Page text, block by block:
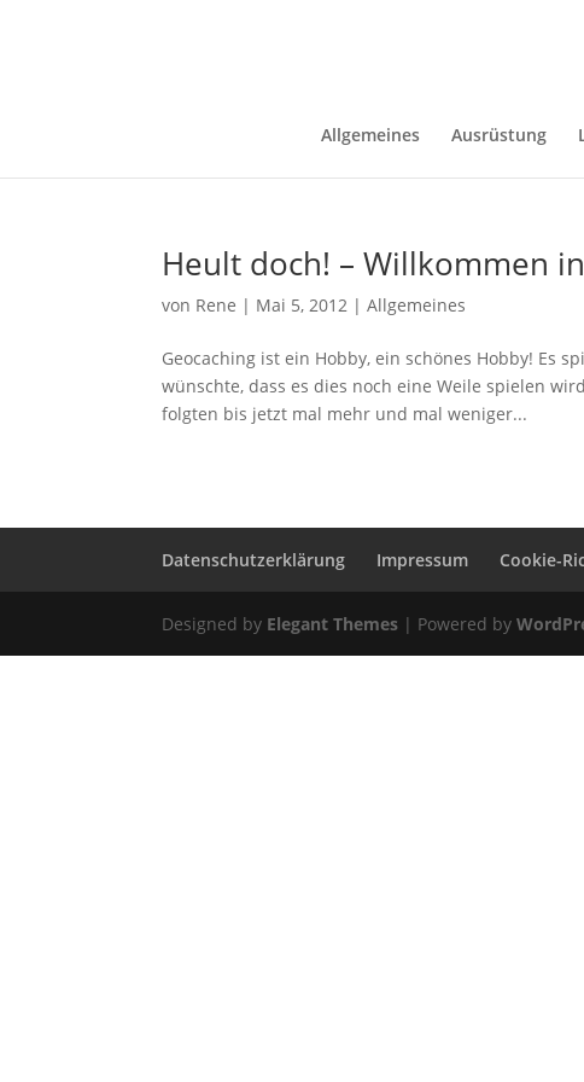
Allgemeines Ausrüstung
Heult doch! – Willkommen
von Rene | Mai 5, 2012 |Allgemeines
Geocaching ist ein Hobby, ein schönes Hobby! Es
wünschte, dass es dies noch eine Weile spielen
folgten bis jetzt mal mehr und mal weniger...
Datenschutzerklärung Impressum Cookie-
Designed by Elegant Themes | Powered by